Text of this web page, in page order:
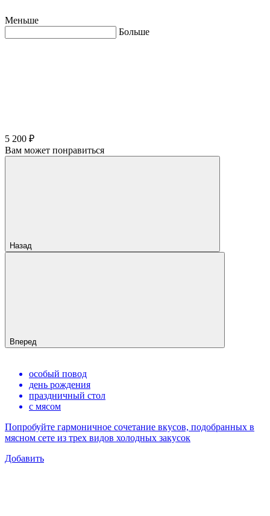
Меньше
Больше
5 200 ₽
Вам может понравиться
Назад
Вперед
особый повод
день рождения
праздничный стол
с мясом
Попробуйте гармоничное сочетание вкусов, подобранных в
мясном сете из трех видов холодных закусок
Добавить